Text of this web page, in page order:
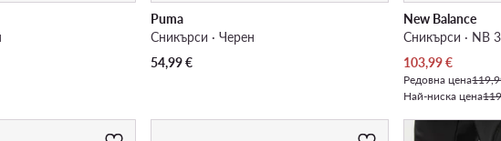
Puma
Сникърси · Черен
54,99€
New Balance
Сникърси · NB
Актуална цена
103,99€
Редовна цена
Най-ниска цена